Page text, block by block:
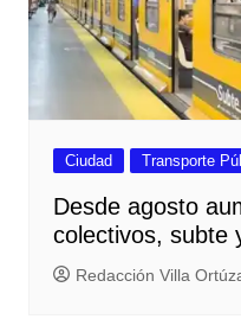
Ciudad Transporte
Desde agosto
colectivos, subte
Redacción Villa